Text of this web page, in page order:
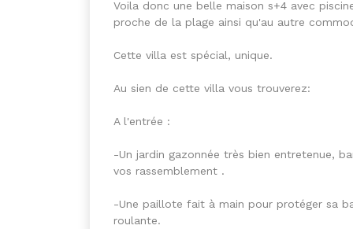
Voila donc une belle maison s+4 avec
proche de la plage ainsi qu'au autre
Cette villa est spécial, unique.
Au sien de cette villa vous trouverez:
A l'entrée :
-Un jardin gazonnée très bien entretenue,
vos rassemblement .
-Une paillote fait à main pour protéger sa
roulante.